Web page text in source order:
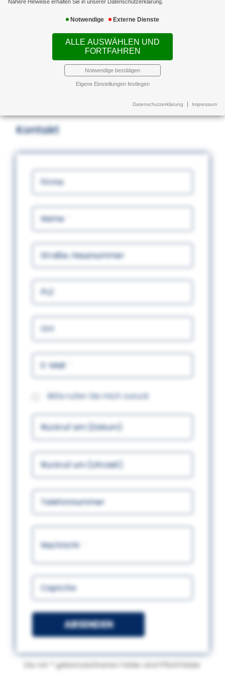
Nähere Hinweise erhalten Sie in unserer Datenschutzerklärung.
Notwendige Externe Dienste
ALLE AUSWÄHLEN UND
FORTFAHREN
Notwendige bestätigen
Eigene Einstellungen festlegen
Datenschutzerklärung Impressum
+43 664 4626207
rosenmayer@concredo.at
Kontakt
Firma
Name
Straße, Hausnummer
PLZ
Ort
E-Mail
Bitte rufen Sie mich zurück
Rückruf am (Datum)
Rückruf um (Uhrzeit)
Telefonnummer
Nachricht
Captcha
ABSENDEN
Die mit gekennzeichneten Felder sind Pflichtfelder